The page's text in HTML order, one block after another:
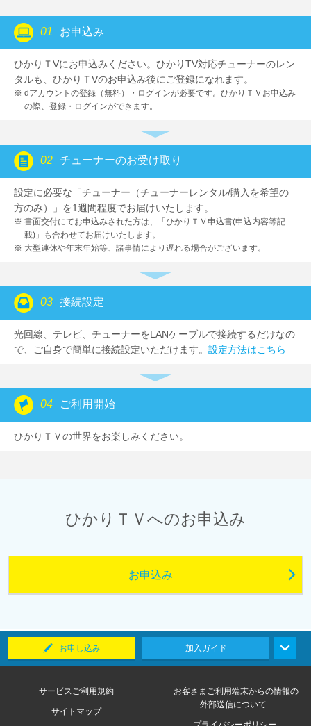
チュ
ーナ
ー料
金
ひかりTV対応トリプルチュ
ーナー
（4K対応）モデル
ST-3400/KS-6100
550円/月（税込）
ひかりTV対応トリプルチ
29,800円（税込）
ひかりTV対応トリプルチ
37,800円（税込）
ひかりTV対応チューナーをご購入される場合は、ひかりTVのプランお申込み
とは別に、「dショッピングダイレクト
チューナーの機能比較はこちら
01 お申込み
ひかりＴVにお申込みください。ひかりTV対応チューナーのレン
タルも、ひかりＴVのお申込み後にご登録になれます。
dアカウントの登録（無料）・ログインが必要です。ひかりＴＶお申込み
の際、登録・ログインができます。
02 チューナーのお受け取り
設定に必要な「チューナー（チューナーレンタル/購入を希望の
方のみ）」を1週間程度でお届けいたします。
書面交付にてお申込みされた方は、「ひかりＴＶ申込書(申込内容等記
載)」も合わせてお届けいたします。
大型連休や年末年始等、諸事情により遅れる場合がございます。
03 接続設定
光回線、テレビ、チューナーをLANケーブルで接続するだけなの
で、ご自身で簡単に接続設定いただけます。 設定方法はこちら
04 ご利用開始
ひかりＴＶの世界をお楽しみください。
ひかりＴＶへのお申込み
お申込み
お申し込み 加入ガイド
サービスご利用規約
お客さまご利用端末からの情報の
外部送信について
サイトマップ